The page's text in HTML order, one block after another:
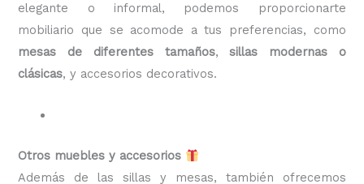
elegante o informal, podemos proporcionarte
mobiliario que se acomode a tus preferencias, como
mesas de diferentes tamaños,sillas modernas o
clásicas, y accesorios decorativos.
Otros muebles y accesorios
Además de las sillas y mesas, también ofrecemos